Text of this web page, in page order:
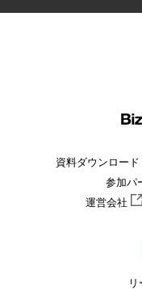
資料ダウンロード
参加パ
運営会社